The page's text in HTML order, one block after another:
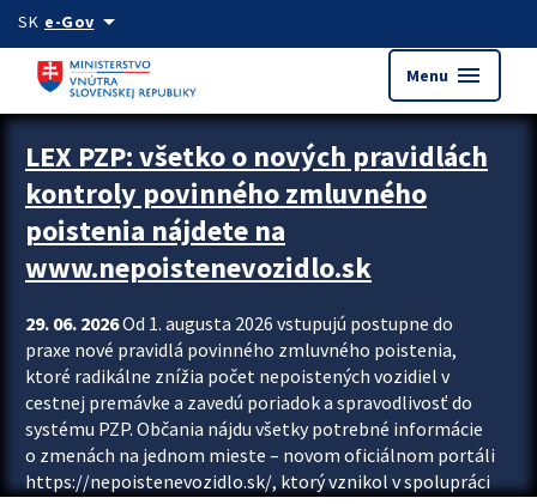
Preskocit na hlavný obsah
SK e-Govarrow_drop_down
Menu menu
Zastavit automatický posun upútavok
LEX PZP: všetko o nových pravidlách
kontroly povinného zmluvného
poistenia nájdete na
www.nepoistenevozidlo.sk
29. 06. 2026Od 1. augusta 2026 vstupujú postupne do
praxe nové pravidlá povinného zmluvného poistenia,
ktoré radikálne znížia počet nepoistených vozidiel v
cestnej premávke a zavedú poriadok a spravodlivosť do
systému PZP. Občania nájdu všetky potrebné informácie
o zmenách na jednom mieste – novom oficiálnom portáli
https://nepoistenevozidlo.sk/, ktorý vznikol v spolupráci